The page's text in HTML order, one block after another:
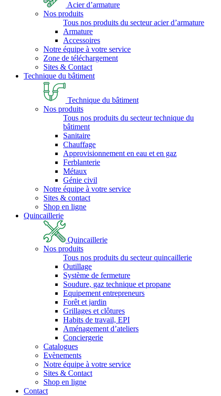
Acier d’armature
Nos produits
Tous nos produits du secteur acier d’armature
Armature
Accessoires
Notre équipe à votre service
Zone de téléchargement
Sites & Contact
Technique du bâtiment
Technique du bâtiment
Nos produits
Tous nos produits du secteur technique du
bâtiment
Sanitaire
Chauffage
Approvisionnement en eau et en gaz
Ferblanterie
Métaux
Génie civil
Notre équipe à votre service
Sites & contact
Shop en ligne
Quincaillerie
Quincaillerie
Nos produits
Tous nos produits du secteur quincaillerie
Outillage
Système de fermeture
Soudure, gaz technique et propane
Equipement entrepreneurs
Forêt et jardin
Grillages et clôtures
Habits de travail, EPI
Aménagement d’ateliers
Conciergerie
Catalogues
Evènements
Notre équipe à votre service
Sites & Contact
Shop en ligne
Contact